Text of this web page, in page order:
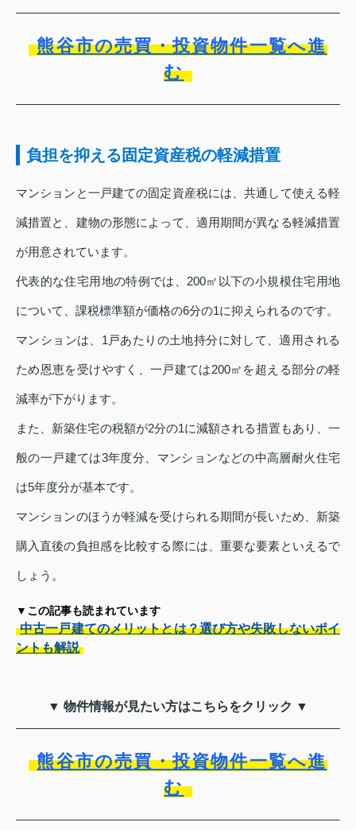
熊谷市の売買・投資物件一覧へ進
む
負担を抑える固定資産税の軽減措置
マンションと一戸建ての固定資産税には、共通して使える軽
減措置と、建物の形態によって、適用期間が異なる軽減措置
が用意されています。
代表的な住宅用地の特例では、200㎡以下の小規模住宅用地
について、課税標準額が価格の6分の1に抑えられるのです。
マンションは、1戸あたりの土地持分に対して、適用される
ため恩恵を受けやすく、一戸建ては200㎡を超える部分の軽
減率が下がります。
また、新築住宅の税額が2分の1に減額される措置もあり、一
般の一戸建ては3年度分、マンションなどの中高層耐火住宅
は5年度分が基本です。
マンションのほうが軽減を受けられる期間が長いため、新築
購入直後の負担感を比較する際には、重要な要素といえるで
しょう。
▼この記事も読まれています
中古一戸建てのメリットとは？選び方や失敗しないポイ
ントも解説
▼ 物件情報が見たい方はこちらをクリック ▼
熊谷市の売買・投資物件一覧へ進
む